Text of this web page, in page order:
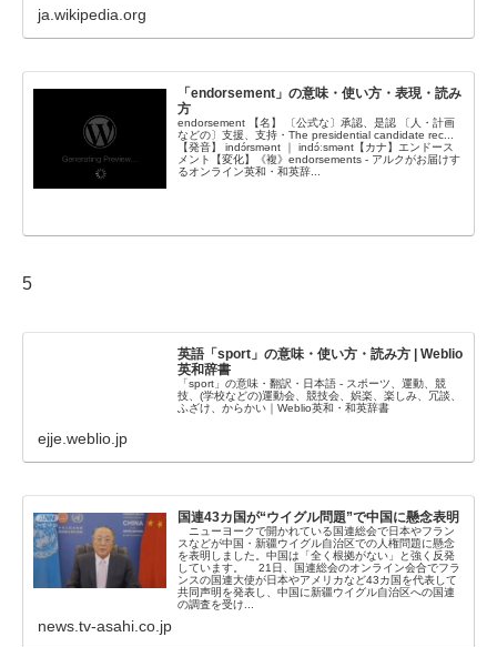
ja.wikipedia.org
「endorsement」の意味・使い方・表現・読み
方
endorsement 【名】 〔公式な〕承認、是認 〔人・計画
などの〕支援、支持・The presidential candidate rec...
【発音】 indɔ́rsmənt ｜ indɔ́ːsmənt【カナ】エンドース
メント【変化】《複》endorsements - アルクがお届けす
るオンライン英和・和英辞...
5
英語「sport」の意味・使い方・読み方 | Weblio
英和辞書
「sport」の意味・翻訳・日本語 - スポーツ、運動、競
技、(学校などの)運動会、競技会、娯楽、楽しみ、冗談、
ふざけ、からかい｜Weblio英和・和英辞書
ejje.weblio.jp
国連43カ国が“ウイグル問題”で中国に懸念表明
ニューヨークで開かれている国連総会で日本やフラン
スなどが中国・新疆ウイグル自治区での人権問題に懸念
を表明しました。中国は「全く根拠がない」と強く反発
しています。 21日、国連総会のオンライン会合でフラ
ンスの国連大使が日本やアメリカなど43カ国を代表して
共同声明を発表し、中国に新疆ウイグル自治区への国連
の調査を受け...
news.tv-asahi.co.jp